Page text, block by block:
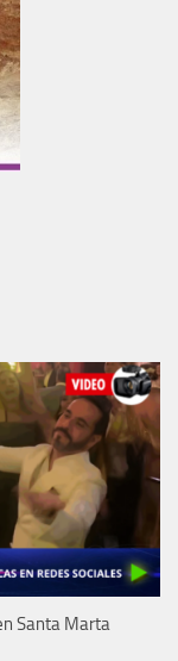
Santa Marta